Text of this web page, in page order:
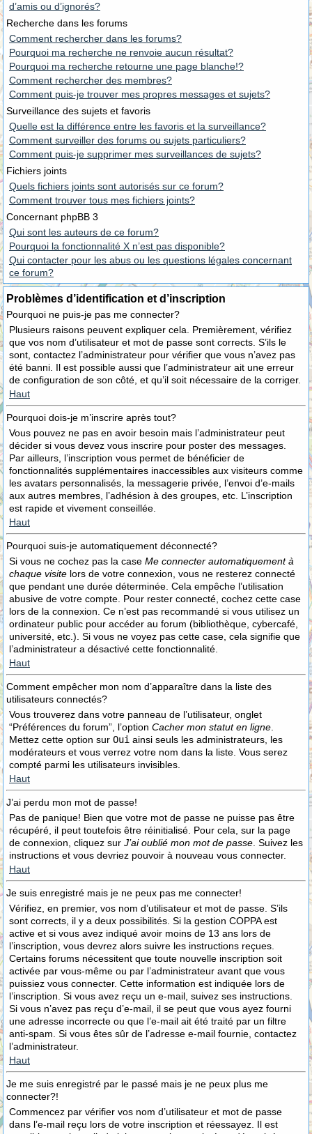
d’amis ou d’ignorés?
Recherche dans les forums
Comment rechercher dans les forums?
Pourquoi ma recherche ne renvoie aucun résultat?
Pourquoi ma recherche retourne une page blanche!?
Comment rechercher des membres?
Comment puis-je trouver mes propres messages et sujets?
Surveillance des sujets et favoris
Quelle est la différence entre les favoris et la surveillance?
Comment surveiller des forums ou sujets particuliers?
Comment puis-je supprimer mes surveillances de sujets?
Fichiers joints
Quels fichiers joints sont autorisés sur ce forum?
Comment trouver tous mes fichiers joints?
Concernant phpBB 3
Qui sont les auteurs de ce forum?
Pourquoi la fonctionnalité X n’est pas disponible?
Qui contacter pour les abus ou les questions légales concernant
ce forum?
Problèmes d’identification et d’inscription
Pourquoi ne puis-je pas me connecter?
Plusieurs raisons peuvent expliquer cela. Premièrement, vérifiez
que vos nom d’utilisateur et mot de passe sont corrects. S’ils le
sont, contactez l’administrateur pour vérifier que vous n’avez pas
été banni. Il est possible aussi que l’administrateur ait une erreur
de configuration de son côté, et qu’il soit nécessaire de la corriger.
Haut
Pourquoi dois-je m’inscrire après tout?
Vous pouvez ne pas en avoir besoin mais l’administrateur peut
décider si vous devez vous inscrire pour poster des messages.
Par ailleurs, l’inscription vous permet de bénéficier de
fonctionnalités supplémentaires inaccessibles aux visiteurs comme
les avatars personnalisés, la messagerie privée, l’envoi d’e-mails
aux autres membres, l’adhésion à des groupes, etc. L’inscription
est rapide et vivement conseillée.
Haut
Pourquoi suis-je automatiquement déconnecté?
Si vous ne cochez pas la case Me connecter automatiquement à
chaque visite lors de votre connexion, vous ne resterez connecté
que pendant une durée déterminée. Cela empêche l’utilisation
abusive de votre compte. Pour rester connecté, cochez cette case
lors de la connexion. Ce n’est pas recommandé si vous utilisez un
ordinateur public pour accéder au forum (bibliothèque, cybercafé,
université, etc.). Si vous ne voyez pas cette case, cela signifie que
l’administrateur a désactivé cette fonctionnalité.
Haut
Comment empêcher mon nom d’apparaître dans la liste des
utilisateurs connectés?
Vous trouverez dans votre panneau de l’utilisateur, onglet
“Préférences du forum”, l’option Cacher mon statut en ligne
Mettez cette option sur Oui ainsi seuls les administrateurs, les
modérateurs et vous verrez votre nom dans la liste. Vous serez
compté parmi les utilisateurs invisibles.
Haut
J’ai perdu mon mot de passe!
Pas de panique! Bien que votre mot de passe ne puisse pas être
récupéré, il peut toutefois être réinitialisé. Pour cela, sur la page
de connexion, cliquez sur J’ai oublié mon mot de passe . Suivez les
instructions et vous devriez pouvoir à nouveau vous connecter.
Haut
Je suis enregistré mais je ne peux pas me connecter!
Vérifiez, en premier, vos nom d’utilisateur et mot de passe. S’ils
sont corrects, il y a deux possibilités. Si la gestion COPPA est
active et si vous avez indiqué avoir moins de 13 ans lors de
l’inscription, vous devrez alors suivre les instructions reçues.
Certains forums nécessitent que toute nouvelle inscription soit
activée par vous-même ou par l’administrateur avant que vous
puissiez vous connecter. Cette information est indiquée lors de
l’inscription. Si vous avez reçu un e-mail, suivez ses instructions.
Si vous n’avez pas reçu d’e-mail, il se peut que vous ayez fourni
une adresse incorrecte ou que l’e-mail ait été traité par un filtre
anti-spam. Si vous êtes sûr de l’adresse e-mail fournie, contactez
l’administrateur.
Haut
Je me suis enregistré par le passé mais je ne peux plus me
connecter?!
Commencez par vérifier vos nom d’utilisateur et mot de passe
dans l’e-mail reçu lors de votre inscription et réessayez. Il est